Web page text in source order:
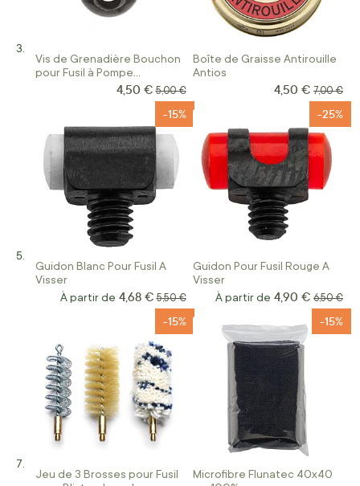
Vis de Grenadière Bouchon
pour Fusil à Pompe
Prix Spécial
4,50 € Prix normal
5,00 €
Boîte de Graisse Antirouille
Antios
Prix Spécial
4,50 € Prix
7,00 €
Guidon Blanc Pour Fusil A
Visser
-15%
À partir de 4,68 € Prix normal
5,50 €
Guidon Pour Fusil Rouge A
Visser
-25%
À partir de 4,90 € Prix
6,50 €
Jeu de 3 Brosses pour Fusil
-15%
Microfibre Flunatec 40x40
-15%